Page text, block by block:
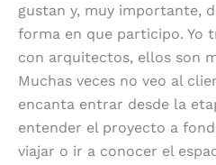
gustan y, muy importante,
forma en que participo. Yo
con arquitectos, ellos son
Muchas veces no veo al
encanta entrar desde la
entender el proyecto a
viajar o ir a conocer el